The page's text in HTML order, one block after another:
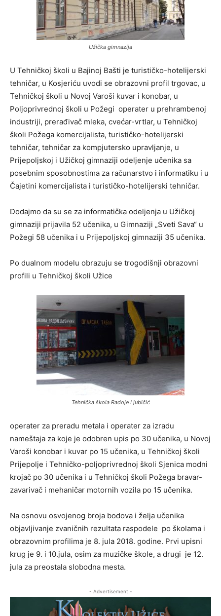
Užička gimnazija
U Tehničkoj školi u Bajinoj Bašti je turističko-hotelijerski
tehničar, u Kosjeriću uvodi se obrazovni profil trgovac, u
Tehničkoj školi u Novoj Varoši kuvar i konobar, u
Poljoprivrednoj školi u Požegi operater u prehrambenoj
industriji, prerađivač mleka, cvećar-vrtlar, u Tehničkoj
školi Požega komercijalista, turističko-hotelijerski
tehničar, tehničar za kompjutersko upravljanje, u
Prijepoljskoj i Užičkoj gimnaziji odeljenje učenika sa
posebnim sposobnostima za računarstvo i informatiku i u
Čajetini komercijalista i turističko-hotelijerski tehničar.
Dodajmo da su se za informatička odeljenja u Užičkoj
gimnaziji prijavila 52 učenika, u Gimnaziji „Sveti Sava“ u
Požegi 58 učenika i u Prijepoljskoj gimnaziji 35 učenika.
Po dualnom modelu obrazuju se trogodišnji obrazovni
profili u Tehničkoj školi Užice
Tehnička škola Radoje Ljubičić
operater za preradu metala i operater za izradu
nameštaja za koje je odobren upis po 30 učenika, u Novoj
Varoši konobar i kuvar po 15 učenika, u Tehničkoj školi
Prijepolje i Tehničko-poljoprivrednoj školi Sjenica modni
krojač po 30 učenika i u Tehničkoj školi Požega bravar-
zavarivač i mehaničar motornih vozila po 15 učenika.
Na osnovu osvojenog broja bodova i želja učenika
objavljivanje zvaničnih rezultata raspodele po školama i
obrazovnim profilima je 8. jula 2018. godine. Prvi upisni
krug je 9. i 10.jula, osim za muzičke škole, a drugi je 12.
jula za preostala slobodna mesta.
- Advertisement -